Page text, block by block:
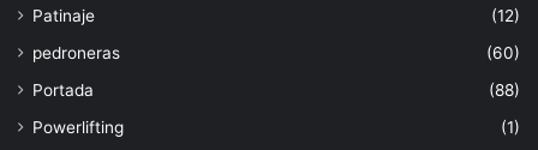
Patinaje
(12)
pedroneras
(60)
Portada
(88)
Powerlifting
(1)